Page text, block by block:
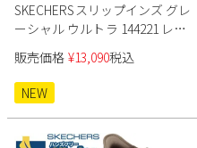
SKECHERSスリップインズ グレ
ーシャル ウルトラ 144221 レデ
ィース
販売価格 ¥13,090税込
NEW